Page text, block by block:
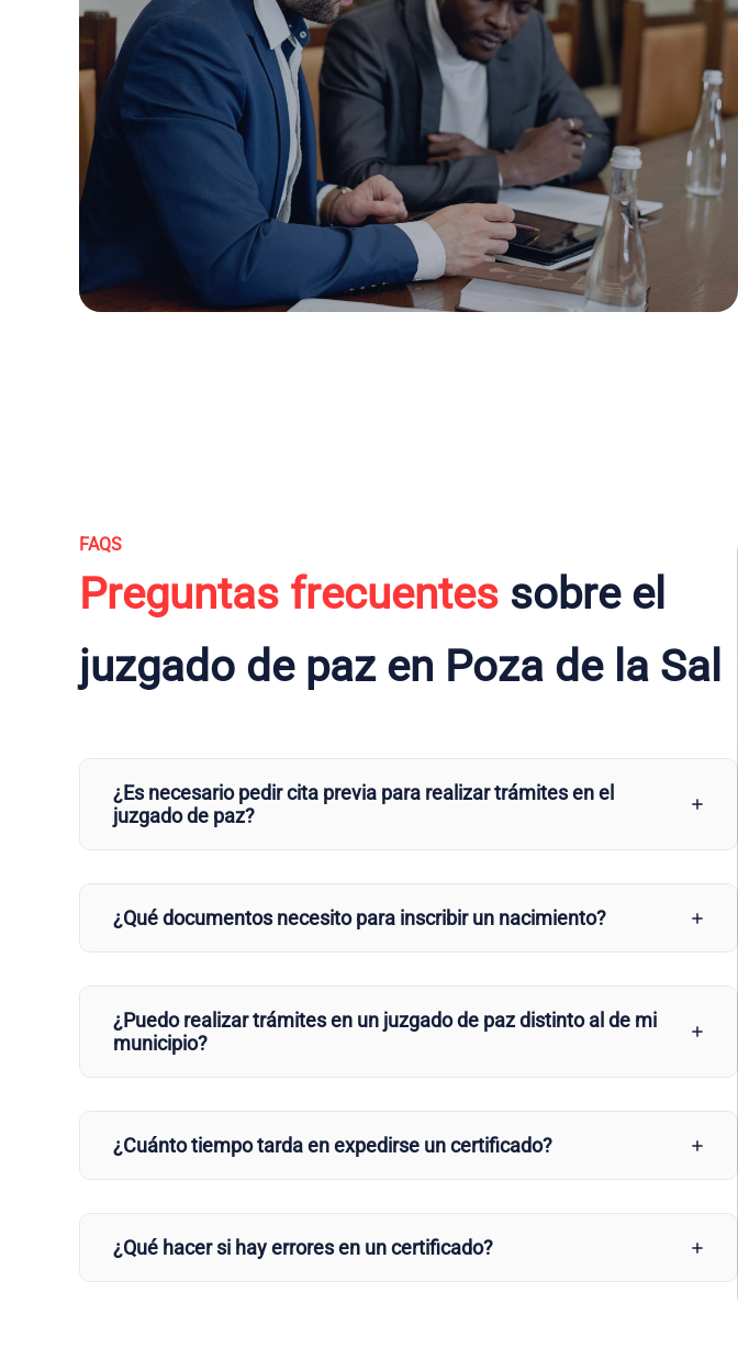
FAQS
Preguntas frecuentes sobre el
juzgado de paz en Poza de la Sal
¿Es necesario pedir cita previa para realizar trámites en el
juzgado de paz?
¿Qué documentos necesito para inscribir un nacimiento?
¿Puedo realizar trámites en un juzgado de paz distinto al de mi
municipio?
¿Cuánto tiempo tarda en expedirse un certificado?
¿Qué hacer si hay errores en un certificado?